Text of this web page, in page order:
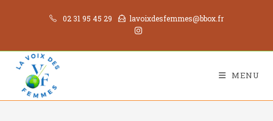
02 31 95 45 29 lavoixdesfemmes@bbox.fr
MENU